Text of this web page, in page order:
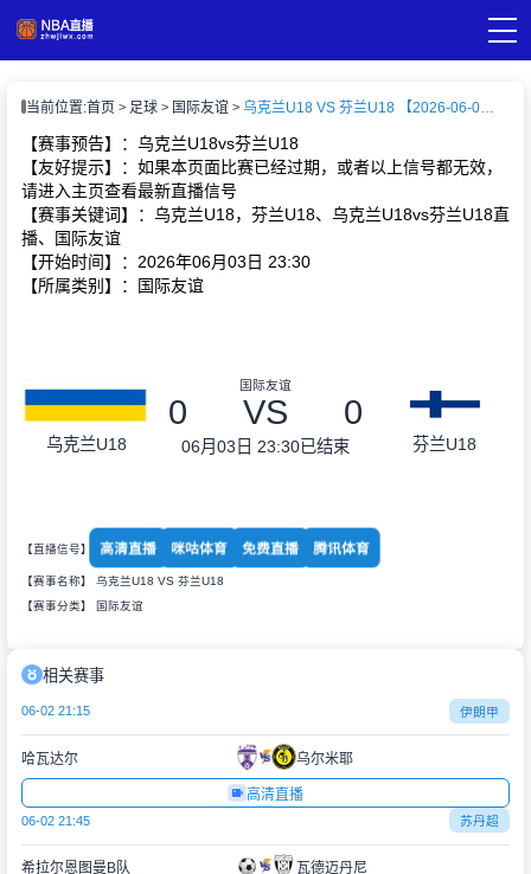
播
闻
当前位置:首页 足球 国际友谊 乌克兰U18 VS 芬兰U18 【2026-06-03 23:30:00】
【赛事预告】：乌克兰U18vs芬兰U18
【友好提示】：如果本页面比赛已经过期，或者以上信号都无效，
请进入主页查看最新直播信号
【赛事关键词】：乌克兰U18，芬兰U18、乌克兰U18vs芬兰U18直
播、国际友谊
【开始时间】：2026年06月03日 23:30
【所属类别】：国际友谊
乌克兰U18
国际友谊
0 VS 0
06月03日 23:30已结束 芬兰U18
【直播信号】 高清直播 咪咕体育 免费直播 腾讯体育
【赛事名称】 乌克兰U18 VS 芬兰U18
【赛事分类】 国际友谊
相关赛事
06-02 21:15 伊朗甲
哈瓦达尔 乌尔米耶
高清直播
06-02 21:45 苏丹超
希拉尔恩图曼B队 瓦德迈丹尼